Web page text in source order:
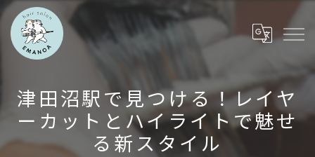
津田沼駅で見つける！レイヤ
ーカットとハイライトで魅せ
る新スタイル